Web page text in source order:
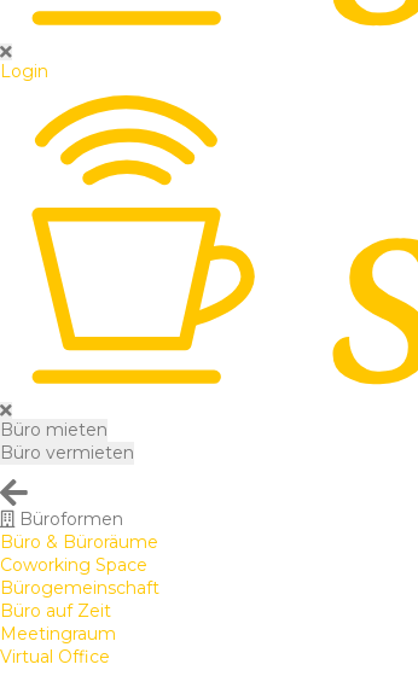
Login
Büro mieten
Büro vermieten
Büroformen
Büro & Büroräume
Coworking Space
Bürogemeinschaft
Büro auf Zeit
Meetingraum
Virtual Office